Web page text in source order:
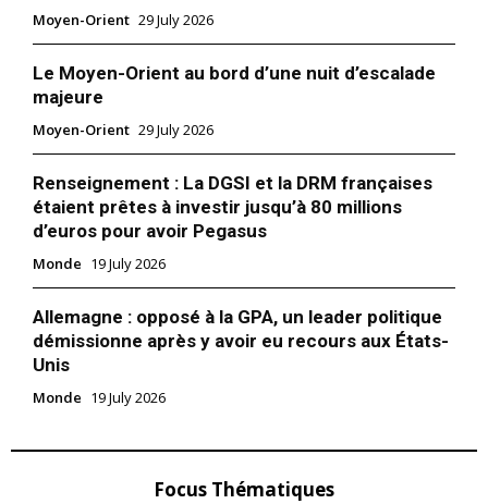
Moyen-Orient 29 July 2026
Le Moyen-Orient au bord d’une nuit d’escalade
majeure
Moyen-Orient 29 July 2026
Renseignement : La DGSI et la DRM françaises
étaient prêtes à investir jusqu’à 80 millions
d’euros pour avoir Pegasus
Monde 19 July 2026
Allemagne : opposé à la GPA, un leader politique
démissionne après y avoir eu recours aux États-
Unis
Monde 19 July 2026
Focus Thématiques